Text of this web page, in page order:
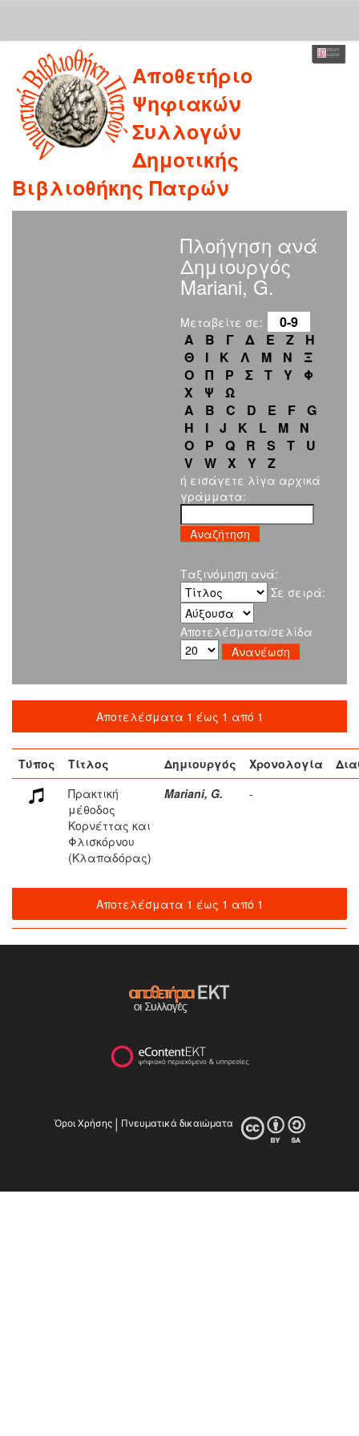
navigation
Αποθετήριο
Ψηφιακών
Συλλογών
Δημοτικής
Βιβλιοθήκης Πατρών
Πλοήγηση ανά
Δημιουργός
Mariani, G.
Μεταβείτε σε:
0-9
Α
Β Γ Δ Ε Ζ
Η
Θ
Ι Κ Λ Μ Ν
Ξ
Ο
Π Ρ Σ Τ Υ
Φ
Χ
Ψ
Ω
A
B C D E F
G
H
I J K L M
N
O
P Q R S T
U
V
W X Y Z
ή εισάγετε λίγα αρχικά
γράμματα:
Ταξινόμηση ανά:
Σε σειρά:
Αποτελέσματα/σελίδα
Αποτελέσματα 1 έως 1 από 1
Τύπος Τίτλος Δημιουργός Χρονολογία
Πρακτική
μέθοδος
Κορνέττας και
Φλισκόρνου
(Κλαπαδόρας)
Mariani, G. -
Αποτελέσματα 1 έως 1 από 1